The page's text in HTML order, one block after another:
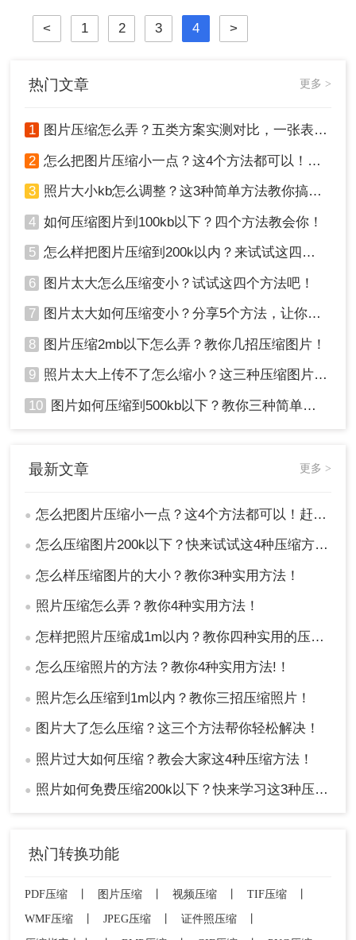
站的搜索引擎排名和用户体验。因
此，将图片压缩到最小是一个非常重
< 1 2 3 4 >
热门文章 更多 >
1 图片压缩怎么弄？五类方案实测对比，一张表看懂怎么选！
2 怎么把图片压缩小一点？这4个方法都可以！赶紧试试！
3 照片大小kb怎么调整？这3种简单方法教你搞定！
4 如何压缩图片到100kb以下？四个方法教会你！
5 怎么样把图片压缩到200k以内？来试试这四种压缩方法！
6 图片太大怎么压缩变小？试试这四个方法吧！
7 图片太大如何压缩变小？分享5个方法，让你轻松调整图片大小
8 图片压缩2mb以下怎么弄？教你几招压缩图片！
9 照片太大上传不了怎么缩小？这三种压缩图片的方法非常实用！
10 图片如何压缩到500kb以下？教你三种简单方法！
最新文章 更多 >
● 怎么把图片压缩小一点？这4个方法都可以！赶紧试试！
● 怎么压缩图片200k以下？快来试试这4种压缩方法!！
● 怎么样压缩图片的大小？教你3种实用方法！
● 照片压缩怎么弄？教你4种实用方法！
● 怎样把照片压缩成1m以内？教你四种实用的压缩方法！
● 怎么压缩照片的方法？教你4种实用方法!！
● 照片怎么压缩到1m以内？教你三招压缩照片！
● 图片大了怎么压缩？这三个方法帮你轻松解决！
● 照片过大如何压缩？教会大家这4种压缩方法！
● 照片如何免费压缩200k以下？快来学习这3种压缩方法！
热门转换功能
PDF压缩 图片压缩 视频压缩 TIF压缩
WMF压缩
JPEG压缩 证件照压缩